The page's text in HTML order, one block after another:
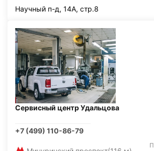
Научный п-д, 14А, стр.8
Сервисный центр Удальцова
+7 (499) 110-86-79